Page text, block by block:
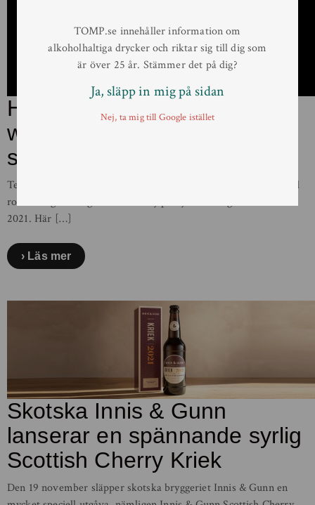
Hiiden Hirvi – finsk
whiskymystik och en väldigt
stökig älg
Teerenpeli Distillery släpper den andra whiskyn i sin trilogi med
romfatslagrad single malt whisky på Systembolaget den 19/11
2021. Här […]
Läs mer
Skotska Innis & Gunn
lanserar en spännande syrlig
Scottish Cherry Kriek
Den 19 november släpper skotska bryggeriet Innis & Gunn en
TOMP.se innehåller information om
alkoholhaltiga drycker och riktar sig till dig som
är över 25 år. Stämmer det på dig?
Ja, släpp in mig på sidan
Nej, ta mig till Google istället